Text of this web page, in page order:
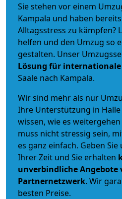
Sie stehen vor einem
Kampala und haben
Alltagsstress zu kämpfen?
helfen und den Umzug so
gestalten. Unser
Lösung für internationale
Saale nach Kampala.
Wir sind mehr als nur
Ihre Unterstützung in Halle
wissen, wie es
muss nicht stressig sein,
es ganz einfach. Geben
Ihrer Zeit und Sie erhalten
unverbindlicheAngebote
Partnernetzwerk. Wir
besten Preise.